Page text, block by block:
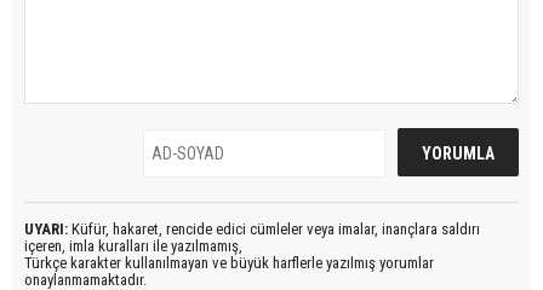
UYARI: Küfür, hakaret, rencide edici cümleler veya imalar, inançlara saldırı
içeren, imla kuralları ile yazılmamış,
Türkçe karakter kullanılmayan ve büyük harflerle yazılmış yorumlar
onaylanmamaktadır.